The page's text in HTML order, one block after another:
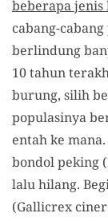
beberapa
cabang-
berlindung
10 tahun
burung, silih
populasinya
entah ke
bondol peking
lalu hilang.
(Gallicrex